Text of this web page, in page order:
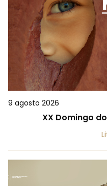
9 agosto 2026
XX Domingo